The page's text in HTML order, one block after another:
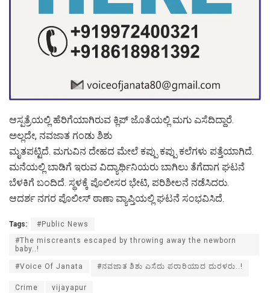
ಆಸ್ಪತ್ರೆಯಲ್ಲಿ ಹೆರಿಗೆಯಾಗಿರುವ ಕ್ಲಿಪ್ ಜೊತೆಯಲ್ಲಿ ಮಗು ಎಸೆದಿದ್ದಾರೆ.
ಅಲ್ಲದೇ, ನವಜಾತ ಗಂಡು ಶಿಶು
ಮೃತಪಟ್ಟಿದೆ. ಮಗುವಿನ ದೇಹದ ಮೇಲೆ ಕಪ್ಪು ಕಪ್ಪು ಕಲೆಗಳು ಪತ್ತೆಯಾಗಿದೆ.
ಮನೆಯಲ್ಲಿ ಬಾಡಿಗೆ ಇರುವ ವಿದ್ಯಾರ್ಥಿನಿಯರು ಬಾಗಿಲು ತೆಗೆದಾಗ ಘಟನೆ
ಬೆಳಕಿಗೆ ಬಂದಿದೆ. ಸ್ಥಳಕ್ಕೆ ಪೊಲೀಸರ ಭೇಟಿ, ಪರಿಶೀಲನೆ ನಡೆಸಿದರು.
ಆದರ್ಶ ನಗರ ಪೊಲೀಸ್ ಠಾಣಾ ವ್ಯಾಪ್ತಿಯಲ್ಲಿ ಘಟನೆ ಸಂಭವಿಸಿದೆ.
Tags:
#Public News
#The miscreants escaped by throwing away the newborn
baby..!
#Voice Of Janata #ನವಜಾತ‌ ಶಿಶು ಎಸೆದು ಪರಾರಿಯಾದ ದುರಳರು..!
Crime vijayapur